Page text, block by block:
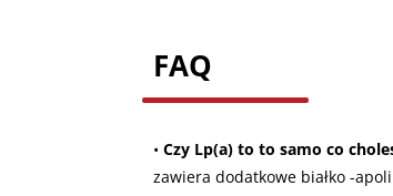
FAQ
• Czy Lp(a) to to samo co
zawiera dodatkowe białko -